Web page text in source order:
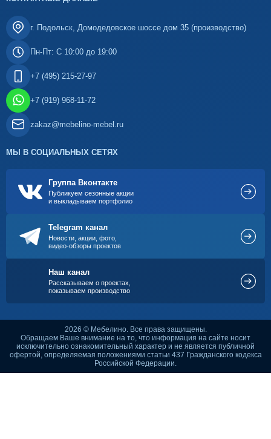
г. Подольск, Домодедовское шоссе дом 35 (производство)
Пн-Пт: С 10:00 до 19:00
+7 (495) 215-27-97
+7 (919) 968-11-72
zakaz@mebelino-mebel.ru
МЫ В СОЦИАЛЬНЫХ СЕТЯХ
Группа Вконтакте
Публикуем сезонные акции
и выкладываем портфолио
Telegram канал
Новости, акции, фото,
видео-обзоры проектов
Наш канал
Рассказываем о проектах,
показываем производство
2026 © Мебелино. Все права защищены.
Обращаем Ваше внимание на то, что информация на сайте носит
исключительно ознакомительный характер и не является публичной
офертой, определяемая положениями статьи 437 Гражданского кодекса
Российской Федерации.